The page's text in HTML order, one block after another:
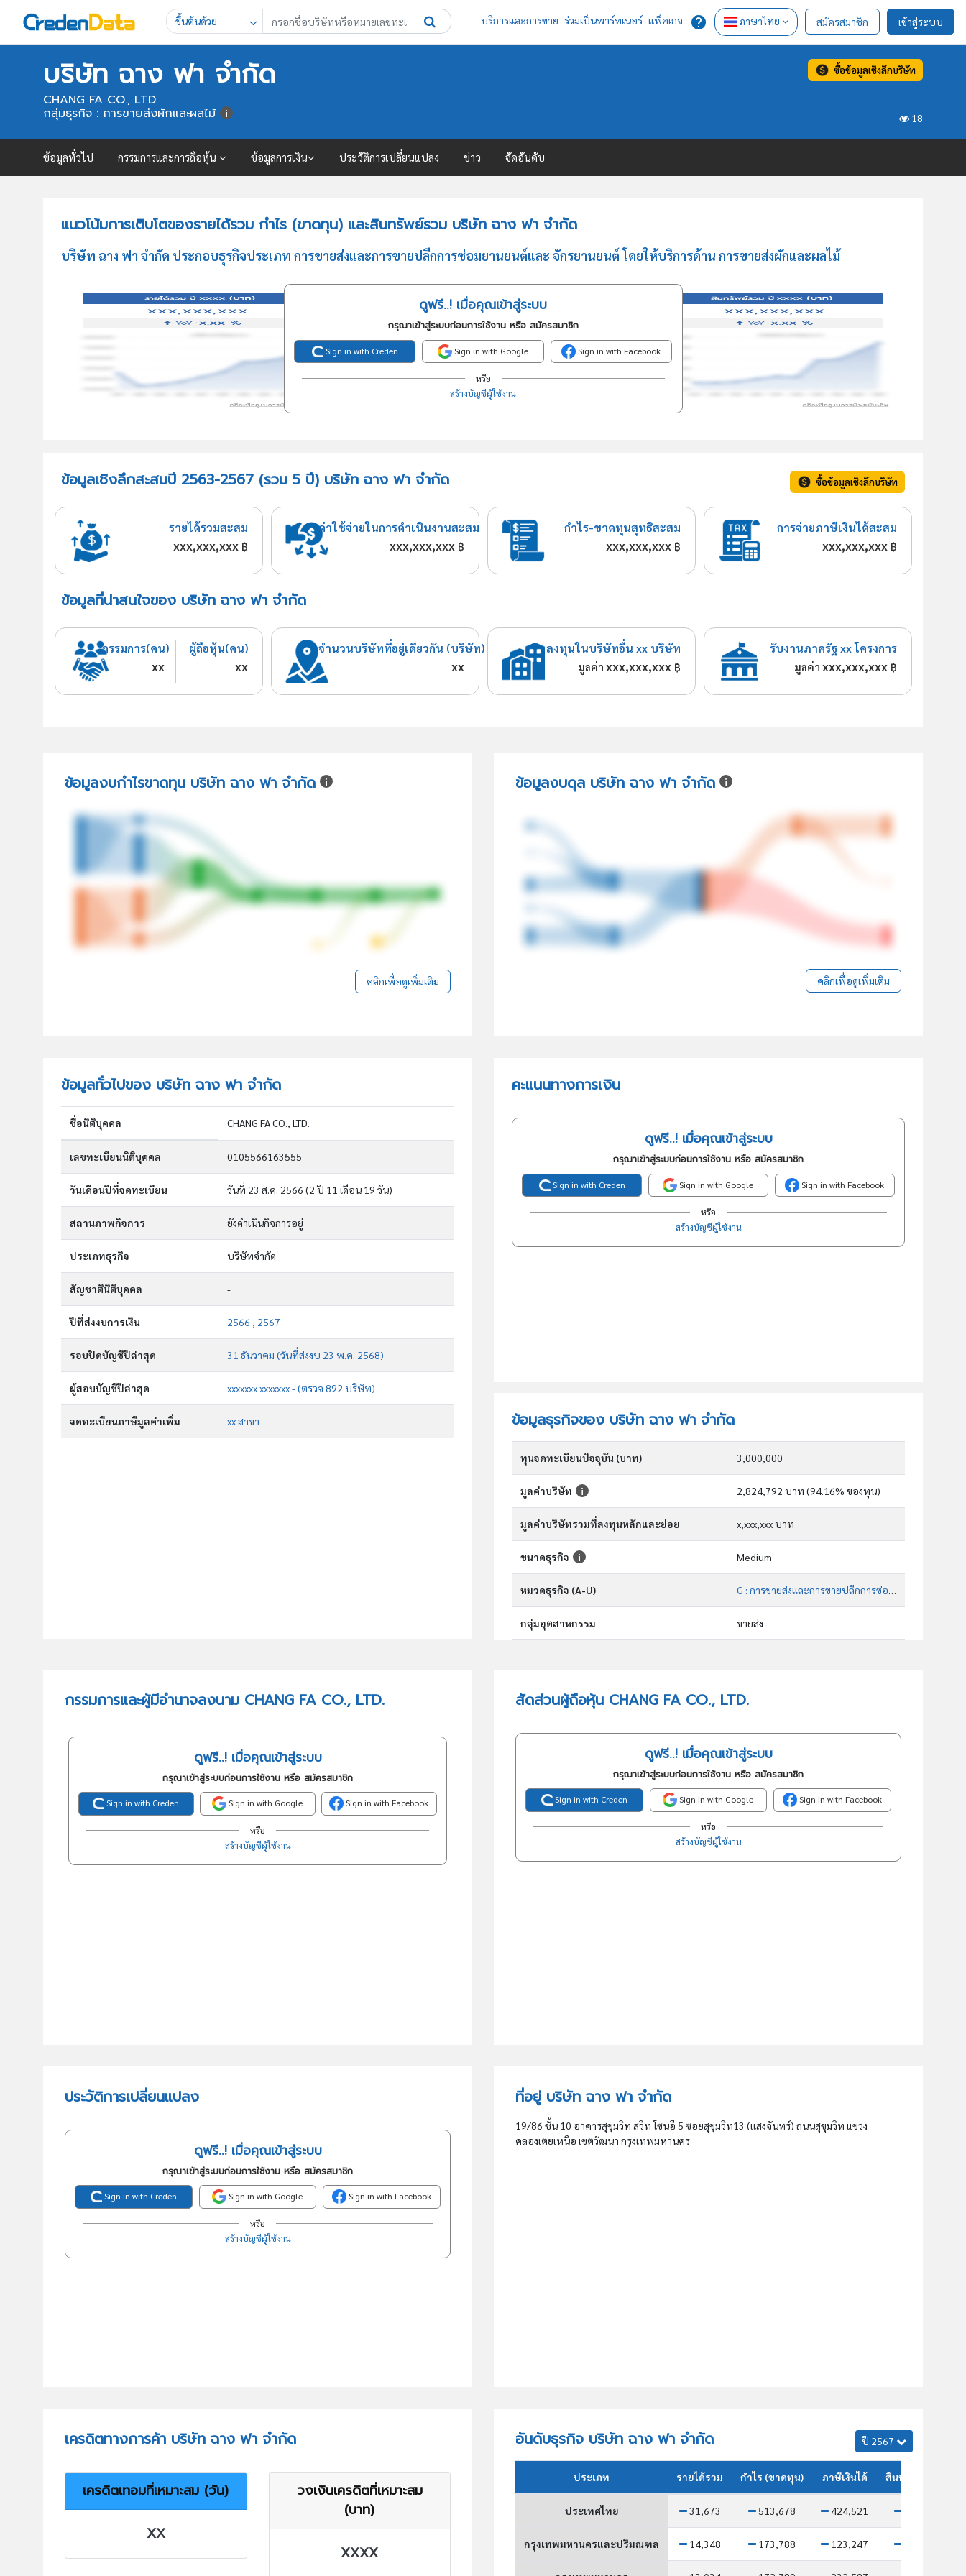
ขึ้นต้นด้วย บริการและการขาย ร่วมเป็นพาร์ทเนอร์ แพ็คเกจ ภาษาไทย สมัครสมาชิก เข้าสู่ระบบ
บริษัท ฉาง ฟา จำกัด ซื้อข้อมูลเชิงลึกบริษัท
CHANG FA CO., LTD.
18
กลุ่มธุรกิจ : การขายส่งผักและผลไม้
ข้อมูลทั่วไป กรรมการและการถือหุ้น ข้อมูลการเงิน ประวัติการเปลี่ยนแปลง ข่าว จัดอันดับ
แนวโน้มการเติบโตของรายได้รวม กำไร (ขาดทุน) และสินทรัพย์รวม บริษัท ฉาง ฟา จำกัด
บริษัท ฉาง ฟา จำกัด ประกอบธุรกิจประเภท การขายส่งและการขายปลีกการซ่อมยานยนต์และ จักรยานยนต์ โดยให้บริการด้าน การขายส่งผักและผลไม้
ดูฟรี..! เมื่อคุณเข้าสู่ระบบ
กรุณาเข้าสู่ระบบก่อนการใช้งาน หรือ สมัครสมาชิก
Sign in with Creden Sign in with Google Sign in with Facebook
หรือ
สร้างบัญชีผู้ใช้งาน
ข้อมูลเชิงลึกสะสมปี 2563-2567 (รวม 5 ปี) บริษัท ฉาง ฟา จำกัด ซื้อข้อมูลเชิงลึกบริษัท
รายได้รวมสะสม
xxx,xxx,xxx ฿
ค่าใช้จ่ายในการดำเนินงานสะสม
xxx,xxx,xxx ฿
กำไร-ขาดทุนสุทธิสะสม
xxx,xxx,xxx ฿
การจ่ายภาษีเงินได้สะสม
xxx,xxx,xxx ฿
ข้อมูลที่น่าสนใจของ บริษัท ฉาง ฟา จำกัด
กรรมการ(คน)
xx
ผู้ถือหุ้น(คน)
xx
จำนวนบริษัทที่อยู่เดียวกัน (บริษัท)
xx
ลงทุนในบริษัทอื่น xx บริษัท
มูลค่าxxx,xxx,xxx ฿
รับงานภาครัฐ xx โครงการ
มูลค่าxxx,xxx,xxx ฿
ข้อมูลงบกำไรขาดทุน บริษัท ฉาง ฟา จำกัด
คลิกเพื่อดูเพิ่มเติม
ข้อมูลงบดุล บริษัท ฉาง ฟา จำกัด
คลิกเพื่อดูเพิ่มเติม
ข้อมูลทั่วไปของ บริษัท ฉาง ฟา จำกัด
ชื่อนิติบุคคล CHANG FA CO., LTD.
เลขทะเบียนนิติบุคคล 0105566163555
วันเดือนปีที่จดทะเบียน วันที่ 23 ส.ค. 2566 (2 ปี 11 เดือน 19 วัน)
สถานภาพกิจการ ยังดำเนินกิจการอยู่
ประเภทธุรกิจ บริษัทจำกัด
สัญชาตินิติบุคคล -
ปีที่ส่งงบการเงิน 2566 , 2567
รอบปิดบัญชีปีล่าสุด 31 ธันวาคม (วันที่ส่งงบ 23 พ.ค. 2568)
ผู้สอบบัญชีปีล่าสุด xxxxxxx xxxxxxx - (ตรวจ 892 บริษัท)
จดทะเบียนภาษีมูลค่าเพิ่ม xx สาขา
คะแนนทางการเงิน
ดูฟรี..! เมื่อคุณเข้าสู่ระบบ
กรุณาเข้าสู่ระบบก่อนการใช้งาน หรือ สมัครสมาชิก
Sign in with Creden Sign in with Google Sign in with Facebook
หรือ
สร้างบัญชีผู้ใช้งาน
ข้อมูลธุรกิจของ บริษัท ฉาง ฟา จำกัด
ทุนจดทะเบียนปัจจุบัน (บาท) 3,000,000
มูลค่าบริษัท 2,824,792 บาท (94.16% ของทุน)
มูลค่าบริษัทรวมที่ลงทุนหลักและย่อย x,xxx,xxx บาท
ขนาดธุรกิจ Medium
หมวดธุรกิจ (A-U) G : การขายส่งและการขายปลีกการซ่อมยานยนต์และ จักรยานยนต์
กลุ่มอุตสาหกรรม ขายส่ง
กรรมการและผู้มีอำนาจลงนาม CHANG FA CO., LTD.
ดูฟรี..! เมื่อคุณเข้าสู่ระบบ
กรุณาเข้าสู่ระบบก่อนการใช้งาน หรือ สมัครสมาชิก
Sign in with Creden Sign in with Google Sign in with Facebook
หรือ
สร้างบัญชีผู้ใช้งาน
สัดส่วนผู้ถือหุ้น CHANG FA CO., LTD.
ดูฟรี..! เมื่อคุณเข้าสู่ระบบ
กรุณาเข้าสู่ระบบก่อนการใช้งาน หรือ สมัครสมาชิก
Sign in with Creden Sign in with Google Sign in with Facebook
หรือ
สร้างบัญชีผู้ใช้งาน
ประวัติการเปลี่ยนแปลง
ดูฟรี..! เมื่อคุณเข้าสู่ระบบ
กรุณาเข้าสู่ระบบก่อนการใช้งาน หรือ สมัครสมาชิก
Sign in with Creden Sign in with Google Sign in with Facebook
หรือ
สร้างบัญชีผู้ใช้งาน
ที่อยู่ บริษัท ฉาง ฟา จำกัด
19/86 ชั้น 10 อาคารสุขุมวิท สวีท โซนอี 5 ซอยสุขุมวิท13 (แสงจันทร์) ถนนสุขุมวิท แขวง
คลองเตยเหนือ เขตวัฒนา กรุงเทพมหานคร
เครดิตทางการค้า บริษัท ฉาง ฟา จำกัด
เครดิตเทอมที่เหมาะสม (วัน)
XX
วงเงินเครดิตที่เหมาะสม
(บาท)
XXXX
อันดับธุรกิจ บริษัท ฉาง ฟา จำกัด ปี 2567
ประเภท รายได้รวม กำไร (ขาดทุน) ภาษีเงินได้ สินทรัพย์รวม
ประเทศไทย 31,673 513,678 424,521
กรุงเทพมหานครและปริมณฑล 14,348 173,788 123,247